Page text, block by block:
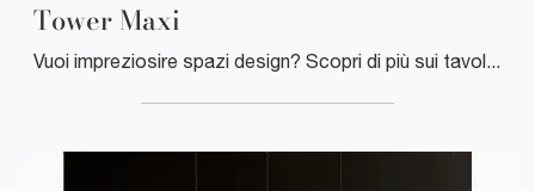
Tower Maxi
Vuoi impreziosire spazi design? Scopri di più sui tavoli design allungabili: il modello da pranzo Tower Maxi ti aspetta.